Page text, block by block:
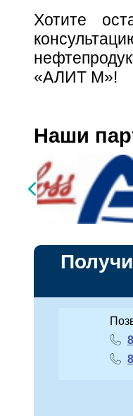
Хотите
«АЛИТ М»!
Наши